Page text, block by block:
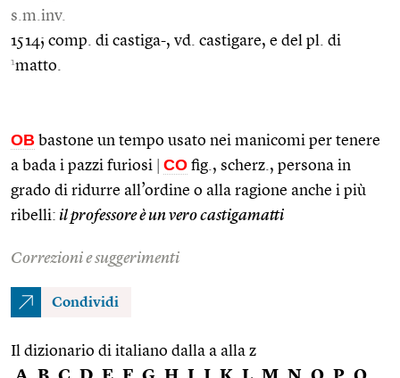
s.m.inv.
1514; comp. di castiga-, vd. castigare, e del pl. di
1matto.
OB bastone un tempo usato nei manicomi per tenere
a bada i pazzi furiosi
CO fig., scherz., persona in
grado di ridurre all’ordine o alla ragione anche i più
ribelli: il professore è un vero castigamatti
Correzioni e suggerimenti
Condividi
Il dizionario di italiano dalla a alla z